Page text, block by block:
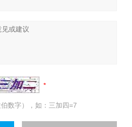
数字），如：三加四=7